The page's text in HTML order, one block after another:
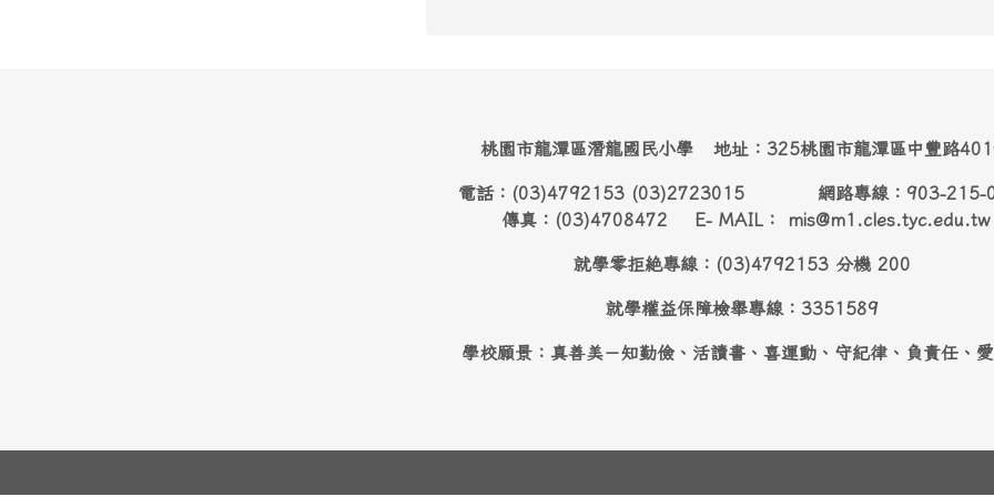
桃園市龍潭區潛龍國民小學 地址：325桃園市龍潭區中豐路
電話：(03)4792153 (03)2723015 網路專線：903-215-
傳真：(03)4708472 E- MAIL： mis@m1.cles.tyc.edu.tw
就學零拒絶專線：(03)4792153 分機 200
就學權益保障檢舉專線：3351589
學校願景：真善美－知勤儉、活讀書、喜運動、守紀律、負責任、